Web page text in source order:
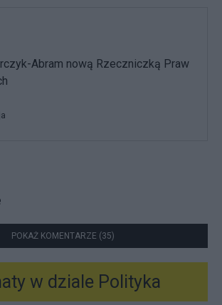
Abram nową Rzeczniczką Praw
POKAŻ KOMENTARZE (35)
w dziale Polityka